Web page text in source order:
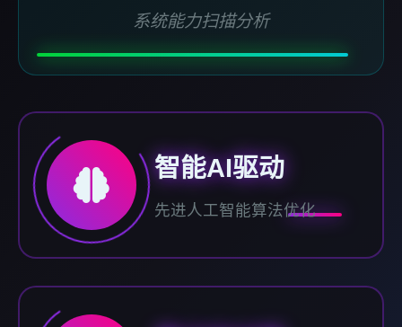
系统能力扫描分析
智能AI驱动
先进人工智能算法优化